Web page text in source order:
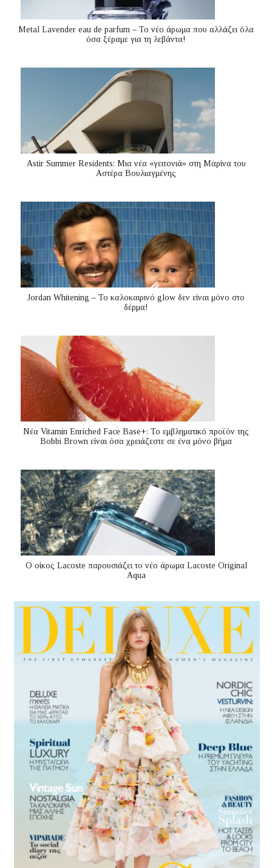
Metal Lavender eau de parfum – Το νέο άρωμα που αλλάζει όλα
όσα ξέραμε για τη λεβάντα!
Astir Summer Residents: Μια νέα «γειτονιά» στη Μαρίνα του
Αστέρα Βουλιαγμένης
Jordan Whitening – Το καλοκαιρινό glow δεν είναι μόνο στο
δέρμα!
Nέα Vitamin Enriched Face Base+: Το εμβληματικό προϊόν της
Bobbi Brown είναι όσα χρειάζεστε σε ένα μόνο βήμα
Ο οίκος Lacoste παρουσιάζει το νέο άρωμα Lacoste Original
Aqua